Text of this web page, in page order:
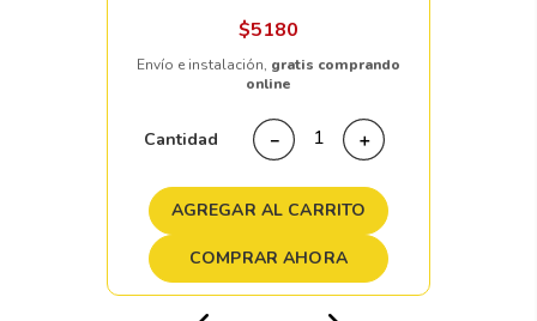
$5180
Envío e instalación, gratis comprando
online
Cantidad ＋
－
AGREGAR AL CARRITO
COMPRAR AHORA